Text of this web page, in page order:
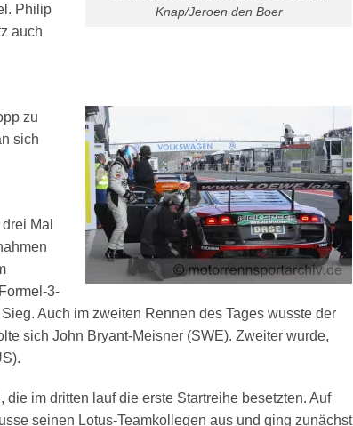
Knap/Jeroen den Boer
Philip
auch
zu
sich
Mal
3-
Auch im zweiten Rennen des Tages wusste der
sich John Bryant-Meisner (SWE). Zweiter wurde,
im dritten lauf die erste Startreihe besetzten. Auf
seinen Lotus-Teamkollegen aus und ging zunächst